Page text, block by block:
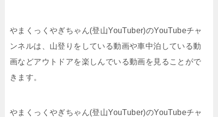
やまくっくやぎちゃん(登山YouTuber)のYouTubeチャ
ンネルは、山登りをしている動画や車中泊している動
画などアウトドアを楽しんでいる動画を見ることがで
きます。
やまくっくやぎちゃん(登山YouTuber)のYouTubeチャ